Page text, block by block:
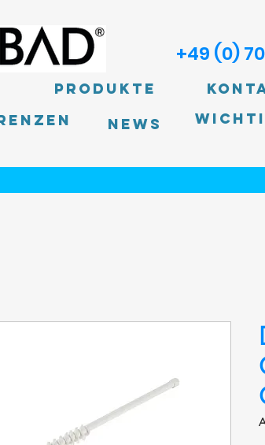
Produkte
News
+49 (0)